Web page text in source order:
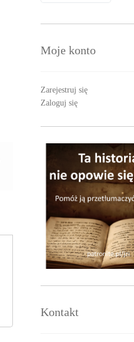
English
Moje konto
Zarejestruj się
Zaloguj się
Kontakt